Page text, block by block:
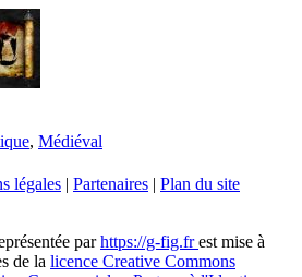
, Médiéval
légales | Partenaires | Plan du site
parhttps://g-fig.frest mise à
de la licence Creative Commons